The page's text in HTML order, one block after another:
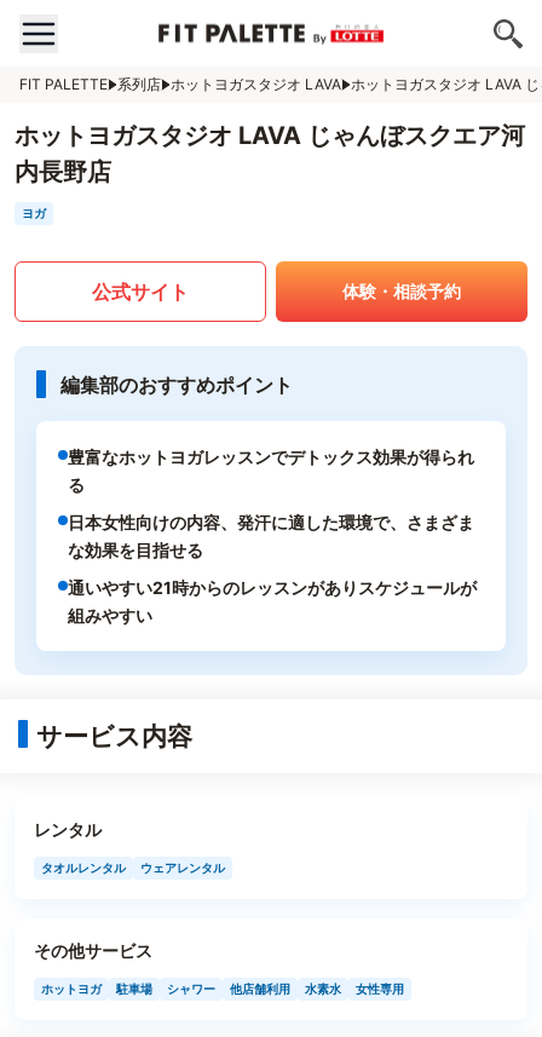
FIT PALETTE 系列店 ホットヨガスタジオ LAVA ホットヨガスタジオ LAVA
ホットヨガスタジオ LAVA じゃんぼスクエア河
内長野店
ヨガ
公式サイト 体験・相談予約
編集部のおすすめポイント
豊富なホットヨガレッスンでデトックス効果が得られ
る
日本女性向けの内容、発汗に適した環境で、さまざま
な効果を目指せる
通いやすい21時からのレッスンがありスケジュールが
組みやすい
サービス内容
レンタル
タオルレンタル ウェアレンタル
その他サービス
ホットヨガ 駐車場 シャワー 他店舗利用 水素水 女性専用